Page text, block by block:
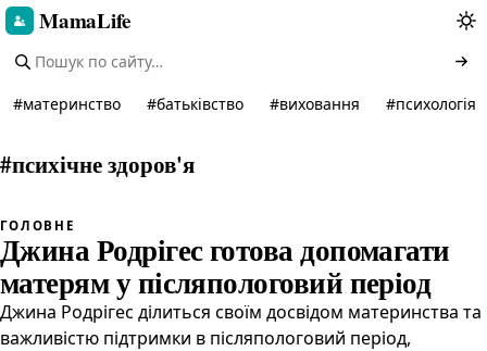
MamaLife
#материнство #батьківство #виховання #психологія
#психічне здоров'я
ГОЛОВНЕ
Джина Родрігес готова допомагати
матерям у післяпологовий період
Джина Родрігес ділиться своїм досвідом материнства та
важливістю підтримки в післяпологовий період,